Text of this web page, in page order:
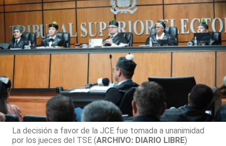
La decisión a favor de la JCE fue tomada a unanimidad
por los jueces del TSE (ARCHIVO: DIARIO LIBRE)